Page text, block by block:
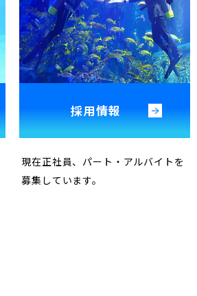
採用情報
現在正社員、パート・アルバイトを
募集しています。